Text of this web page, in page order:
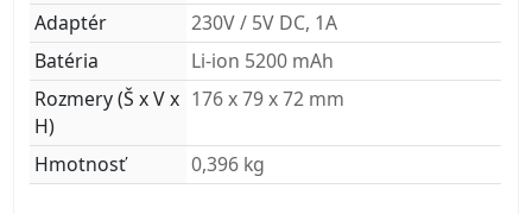
Adaptér
230V / 5V DC, 1A
Batéria
Li-ion 5200 mAh
Rozmery (Š x V x
H)
176 x 79 x 72 mm
Hmotnosť 0,396 kg